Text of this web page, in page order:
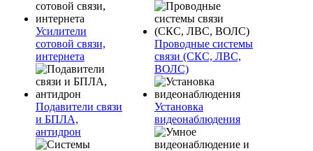
Усилители
сотовой связи,
интернета
Подавители связи
и БПЛА,
антидрон
Проводные системы
связи (СКС, ЛВС,
ВОЛС)
Установка
видеонаблюдения